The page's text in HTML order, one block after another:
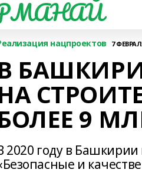
нацпроектов 7
9
2020 году в
и